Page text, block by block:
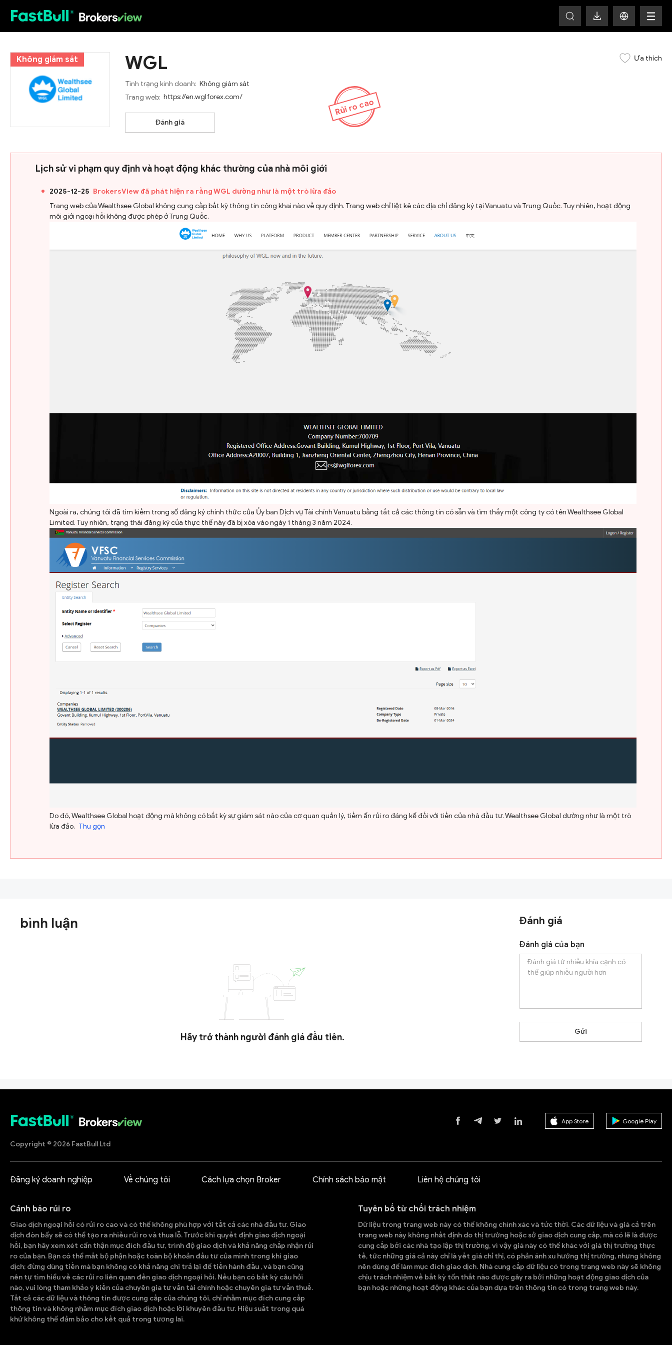
HOT
Không giám sát Ưa thích
WGL
Tình trạng kinh doanh: Không giám sát
Trang web: https://en.wglforex.com/
Đánh giá
Rủi ro cao
Lịch sử vi phạm quy định và hoạt động khác thường của nhà môi giới
2025-12-25 BrokersView đã phát hiện ra rằng WGL dường như là một trò lừa đảo
Trang web của Wealthsee Global không cung cấp bất kỳ thông tin công khai nào về quy định. Trang web chỉ liệt kê các địa chỉ đăng ký tại Vanuatu và Trung Quốc. Tuy nhiên, hoạt động
môi giới ngoại hối không được phép ở Trung Quốc.
Ngoài ra, chúng tôi đã tìm kiếm trong sổ đăng ký chính thức của Ủy ban Dịch vụ Tài chính Vanuatu bằng tất cả các thông tin có sẵn và tìm thấy một công ty có tên Wealthsee Global
Limited. Tuy nhiên, trạng thái đăng ký của thực thể này đã bị xóa vào ngày 1 tháng 3 năm 2024.
Do đó, Wealthsee Global hoạt động mà không có bất kỳ sự giám sát nào của cơ quan quản lý, tiềm ẩn rủi ro đáng kể đối với tiền của nhà đầu tư. Wealthsee Global dường như là một trò
lừa đảo. Thu gọn
bình luận
Hãy trở thành người đánh giá đầu tiên.
Đánh giá
Đánh giá của bạn
Gửi
Copyright © 2026 FastBull Ltd
App Store Google Play
Đăng ký doanh nghiệp Về chúng tôi Cách lựa chọn Broker Chính sách bảo mật Liên hệ chúng tôi
Cảnh báo rủi ro
Giao dịch ngoại hối có rủi ro cao và có thể không phù hợp với tất cả các nhà đầu tư. Giao
dịch đòn bẩy sẽ có thể tạo ra nhiều rủi ro và thua lỗ. Trước khi quyết định giao dịch ngoại
hối, bạn hãy xem xét cẩn thận mục đích đầu tư, trình độ giao dịch và khả năng chấp nhận rủi
ro của bạn. Bạn có thể mất bộ phận hoặc toàn bộ khoản đầu tư của mình trong khi giao
dịch; đừng dùng tiền mà bạn không có khả năng chi trả lại để tiến hành đầu , và bạn cũng
nên tự tìm hiểu về các rủi ro liên quan đến giao dịch ngoại hối. Nếu bạn có bất kỳ câu hỏi
nào, vui lòng tham khảo ý kiến của chuyên gia tư vấn tài chính hoặc chuyên gia tư vấn thuế.
Tất cả các dữ liệu và thông tin được cung cấp của chúng tôi, chỉ nhằm mục đích cung cấp
thông tin và không nhằm mục đích giao dịch hoặc lời khuyên đầu tư. Hiệu suất trong quá
khứ không thể đảm bảo cho kết quả trong tương lai.
Tuyên bố từ chối trách nhiệm
Dữ liệu trong trang web này có thể không chính xác và tức thời. Các dữ liệu và giá cả trên
trang web này không nhất định do thị trường hoặc sở giao dịch cung cấp, mà có lẽ là được
cung cấp bởi các nhà tạo lập thị trường, vì vậy giá này có thể khác với giá thị trường thực
tế, tức những giá cả này chỉ là yết giá chỉ thị, có phản ánh xu hướng thị trường, nhưng không
nên dùng để làm mục đích giao dịch. Nhà cung cấp dữ liệu có trong trang web này sẽ không
chịu trách nhiệm về bất kỳ tổn thất nào được gây ra bởi những hoạt động giao dịch của
bạn hoặc những hoạt động khác của bạn dựa trên thông tin có trong trang web này.